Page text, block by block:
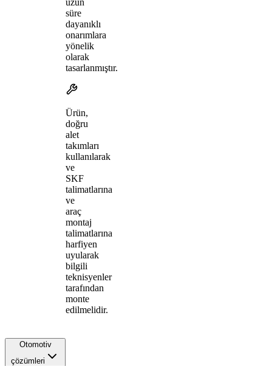
süre
dayanıklı
onarımlara
yönelik
olarak
tasarlanmıştır.
Ürün,
doğru
alet
takımları
kullanılarak
ve
SKF
talimatlarına
ve
araç
montaj
talimatlarına
harfiyen
uyularak
bilgili
teknisyenler
tarafından
monte
edilmelidir.
Otomotiv
çözümleri